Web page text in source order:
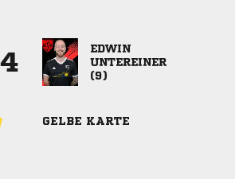




GELBE KARTE